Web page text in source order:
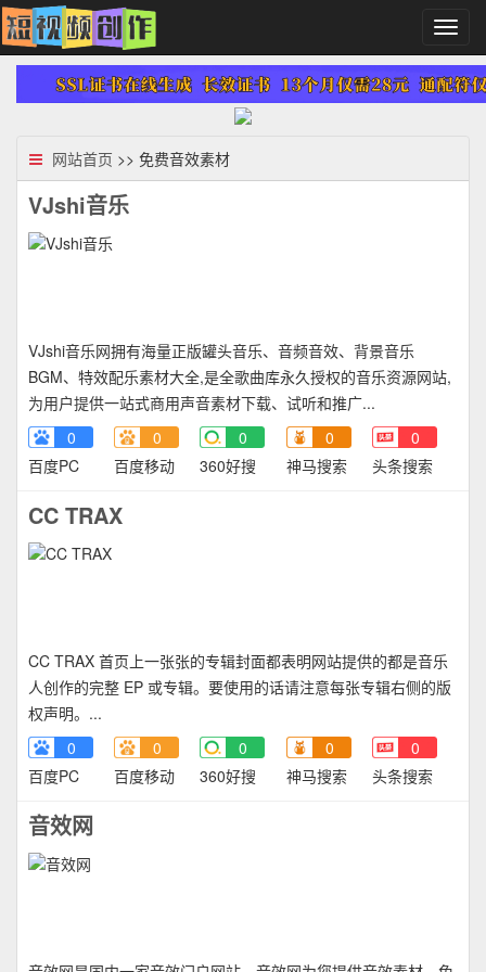
切
换
导
航
网站首页 >> 免费音效素材
VJshi音乐
VJshi音乐网拥有海量正版罐头音乐、音频音效、背景音乐
BGM、特效配乐素材大全,是全歌曲库永久授权的音乐资源网站,
为用户提供一站式商用声音素材下载、试听和推广...
0
百度PC
0
百度移动
0
360好搜
0
神马搜索
0
头条搜索
CC TRAX
CC TRAX 首页上一张张的专辑封面都表明网站提供的都是音乐
人创作的完整 EP 或专辑。要使用的话请注意每张专辑右侧的版
权声明。...
0
百度PC
0
百度移动
0
360好搜
0
神马搜索
0
头条搜索
音效网